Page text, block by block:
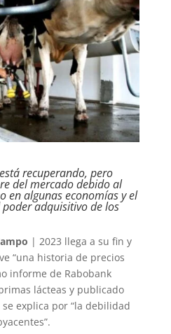
recuperando, pero
del mercado debido al
en algunas economías y el
adquisitivo de los
| 2023 llega a su fin y
“una historia de precios
informe de Rabobank
lácteas y publicado
explica por “la debilidad